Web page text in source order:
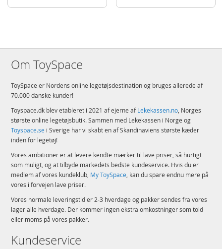
Om ToySpace
ToySpace er Nordens online legetøjsdestination og bruges allerede af
70.000 danske kunder!
Toyspace.dk blev etableret i 2021 af ejerne afLekekassen.no, Norges
største online legetøjsbutik. Sammen med Lekekassen i Norge og
Toyspace.se i Sverige har vi skabt en af Skandinaviens største kæder
inden for legetøj!
Vores ambitioner er at levere kendte mærker til lave priser, så hurtigt
som muligt, og at tilbyde markedets bedste kundeservice. Hvis du er
medlem af vores kundeklub, My ToySpace, kan du spare endnu mere på
vores i forvejen lave priser.
Vores normale leveringstid er 2-3 hverdage og pakker sendes fra vores
lager alle hverdage. Der kommer ingen ekstra omkostninger som told
eller moms på vores pakker.
Kundeservice